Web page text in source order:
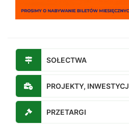
SOŁECTWA
PROJEKTY,
PRZETARGI